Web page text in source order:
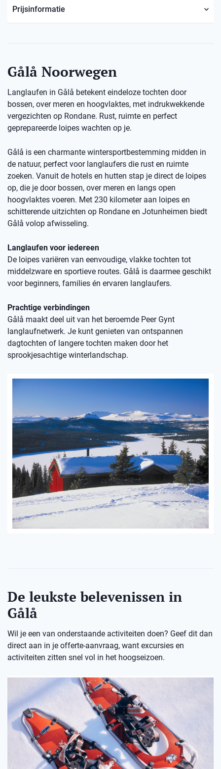
Prijsinformatie
Gålå Noorwegen
Langlaufen in Gålå betekent eindeloze tochten door
bossen, over meren en hoogvlaktes, met indrukwekkende
vergezichten op Rondane. Rust, ruimte en perfect
geprepareerde loipes wachten op je.
Gålå is een charmante wintersportbestemming midden in
de natuur, perfect voor langlaufers die rust en ruimte
zoeken. Vanuit de hotels en hutten stap je direct de loipes
op, die je door bossen, over meren en langs open
hoogvlaktes voeren. Met 230 kilometer aan loipes en
schitterende uitzichten op Rondane en Jotunheimen biedt
Gålå volop afwisseling.
Langlaufen voor iedereen
De loipes variëren van eenvoudige, vlakke tochten tot
middelzware en sportieve routes. Gålå is daarmee geschikt
voor beginners, families én ervaren langlaufers.
Prachtige verbindingen
Gålå maakt deel uit van het beroemde Peer Gynt
langlaufnetwerk. Je kunt genieten van ontspannen
dagtochten of langere tochten maken door het
sprookjesachtige winterlandschap.
De leukste belevenissen in
Gålå
Wil je een van onderstaande activiteiten doen? Geef dit dan
direct aan in je offerte-aanvraag, want excursies en
activiteiten zitten snel vol in het hoogseizoen.